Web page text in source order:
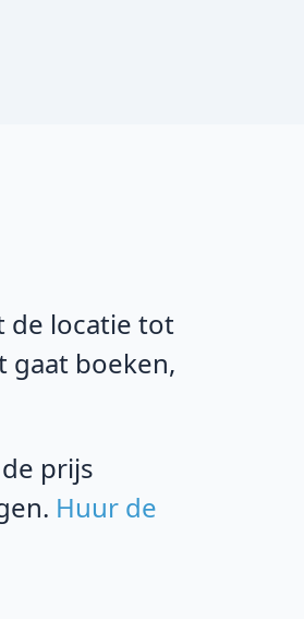
de locatie tot
gaat boeken,
prijs
Huur de